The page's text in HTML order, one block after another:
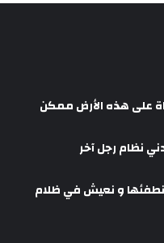
على هذه الأرض ممكن
نظام رجل آخر
نطفئها و نعيش في ظلام